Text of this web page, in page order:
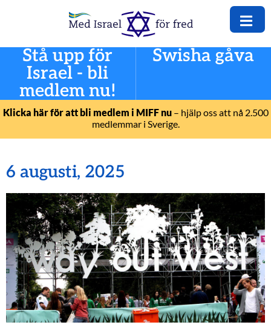
Stå upp för
Israel - bli
medlem nu!
Swisha gåva
Klicka här för att bli medlem i MIFF nu– hjälp oss att nå 2.500
medlemmar i Sverige.
6 augusti, 2025